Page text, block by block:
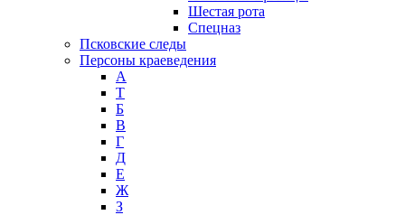
Шестая рота
Спецназ
Псковские следы
Персоны краеведения
А
T
Б
В
Г
Д
Е
Ж
З